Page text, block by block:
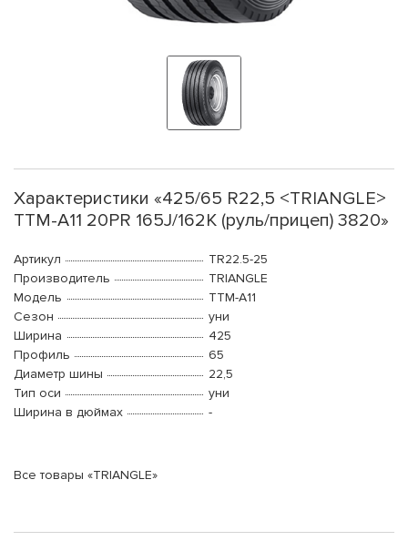
Характеристики «425/65 R22,5 <TRIANGLE>
TTM-A11 20PR 165J/162K (руль/прицеп) 3820»
Артикул
TR22.5-25
Производитель
TRIANGLE
Модель
TTM-A11
Сезон
уни
Ширина
425
Профиль
65
Диаметр шины
22,5
Тип оси
уни
Ширина в дюймах
-
Все товары «TRIANGLE»